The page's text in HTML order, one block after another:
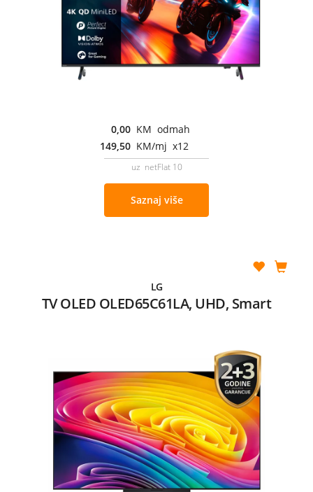
0,00 KM odmah
149,50 KM/mj x12
uz netFlat 10
Saznaj više
LG
TV OLED OLED65C61LA, UHD, Smart